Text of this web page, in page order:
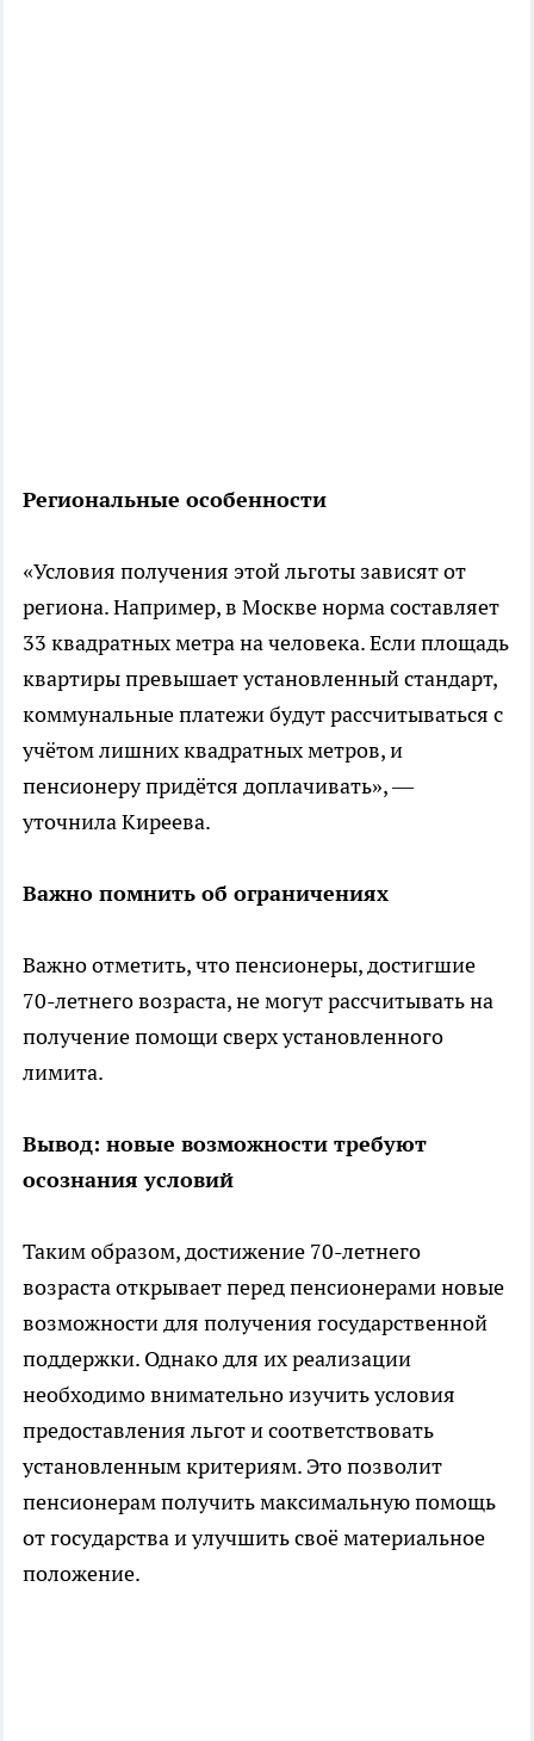
Региональные особенности
«Условия получения этой льготы зависят от
региона. Например, в Москве норма составляет
33 квадратных метра на человека. Если площадь
квартиры превышает установленный стандарт,
коммунальные платежи будут рассчитываться с
учётом лишних квадратных метров, и
пенсионеру придётся доплачивать», —
уточнила Киреева.
Важно помнить об ограничениях
Важно отметить, что пенсионеры, достигшие
70-летнего возраста, не могут рассчитывать на
получение помощи сверх установленного
лимита.
Вывод: новые возможности требуют
осознания условий
Таким образом, достижение 70-летнего
возраста открывает перед пенсионерами новые
возможности для получения государственной
поддержки. Однако для их реализации
необходимо внимательно изучить условия
предоставления льгот и соответствовать
установленным критериям. Это позволит
пенсионерам получить максимальную помощь
от государства и улучшить своё материальное
положение.